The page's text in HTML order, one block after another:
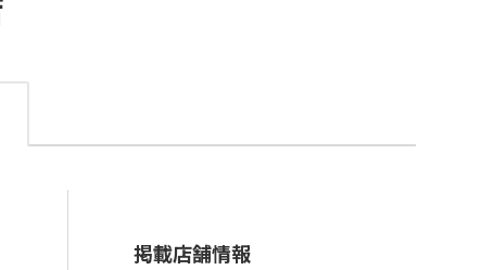
掲載店舗情報